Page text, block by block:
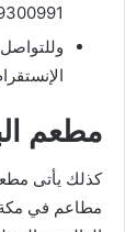
مطعم
كذلك يأتى
مطاعم في مكة